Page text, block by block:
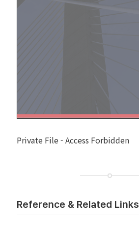
Private File - Access Forbidden
Reference & Related Links